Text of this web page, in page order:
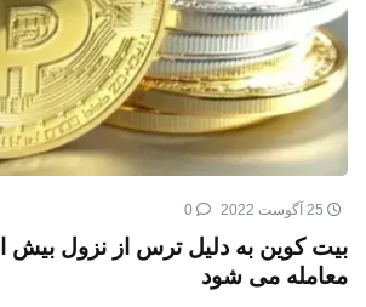
معامله می شود